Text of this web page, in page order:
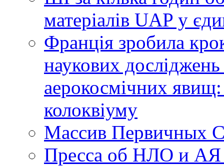
матеріалів UAP у
Франція зробила
наукових
аерокосмічних
колоквіуму
Массив Первичных
Пресса об НЛО и